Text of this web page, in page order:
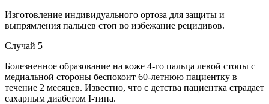
Изготовление индивидуального ортоза для защиты и
выпрямления пальцев стоп во избежание рецидивов.
Случай 5
Болезненное образование на коже 4-го пальца левой стопы с
медиальной стороны беспокоит 60-летнюю пациентку в
течение 2 месяцев. Известно, что с детства пациентка страдает
сахарным диабетом I-типа.